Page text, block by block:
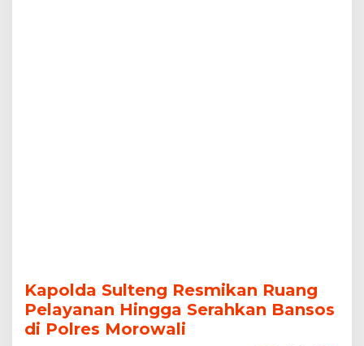
Kapolda Sulteng Resmikan Ruang
Pelayanan Hingga Serahkan Bansos
di Polres Morowali